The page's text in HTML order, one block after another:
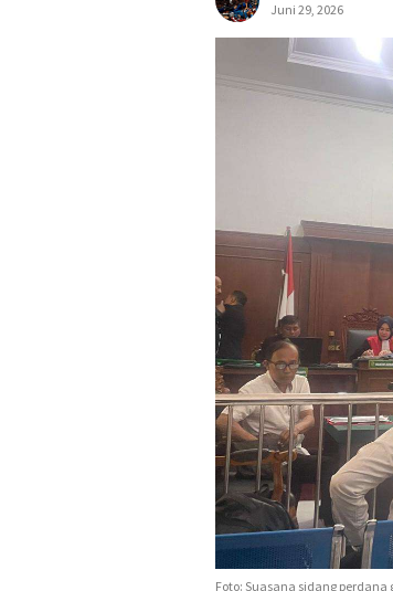
Juni 29, 2026
Foto: Suasana sidang